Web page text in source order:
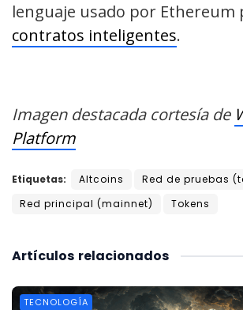
lenguaje usado por Ethereum
contratos inteligentes.
Imagen destacada cortesía de
Platform
Etiquetas: Altcoins
Red de pruebas
Red principal (mainnet)
Tokens
relacionados
Artículos
TECNOLOGÍA